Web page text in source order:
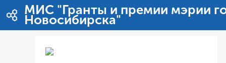
Pular para o conteúdo
МИС "Гранты и премии мэрии
Новосибирска"